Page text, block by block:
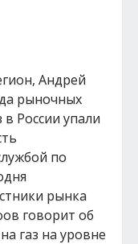
Андрей
рыночных
России упали
по
рынка
говорит об
газ на уровне